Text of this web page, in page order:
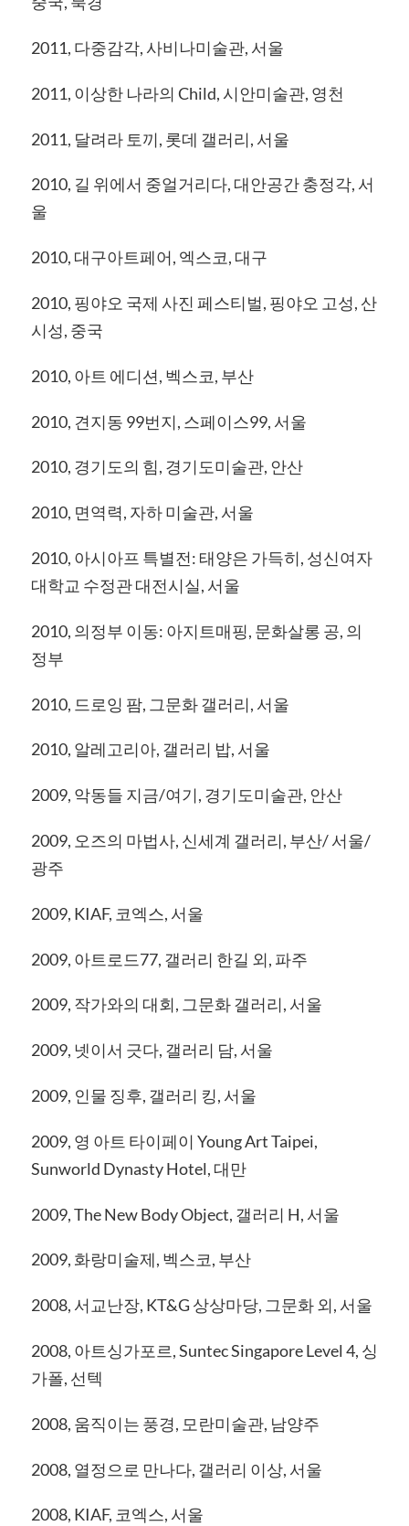
2011, 다중감각, 사비나미술관, 서울
2011, 이상한 나라의 Child, 시안미술관, 영천
2011, 달려라 토끼, 롯데 갤러리, 서울
2010, 길 위에서 중얼거리다, 대안공간 충정각, 서
울
2010, 대구아트페어, 엑스코, 대구
2010, 핑야오 국제 사진 페스티벌, 핑야오 고성, 산
시성, 중국
2010, 아트 에디션, 벡스코, 부산
2010, 견지동 99번지, 스페이스99, 서울
2010, 경기도의 힘, 경기도미술관, 안산
2010, 면역력, 자하 미술관, 서울
2010, 아시아프 특별전: 태양은 가득히, 성신여자
대학교 수정관 대전시실, 서울
2010, 의정부 이동: 아지트매핑, 문화살롱 공, 의
정부
2010, 드로잉 팜, 그문화 갤러리, 서울
2010, 알레고리아, 갤러리 밥, 서울
2009, 악동들 지금/여기, 경기도미술관, 안산
2009, 오즈의 마법사, 신세계 갤러리, 부산/ 서울/
광주
2009, KIAF, 코엑스, 서울
2009, 아트로드77, 갤러리 한길 외, 파주
2009, 작가와의 대회, 그문화 갤러리, 서울
2009, 넷이서 긋다, 갤러리 담, 서울
2009, 인물 징후, 갤러리 킹, 서울
2009, 영 아트 타이페이 Young Art Taipei,
Sunworld Dynasty Hotel, 대만
2009, The New Body Object, 갤러리 H, 서울
2009, 화랑미술제, 벡스코, 부산
2008, 서교난장, KT&G 상상마당, 그문화 외, 서울
2008, 아트싱가포르, Suntec Singapore Level 4, 싱
가폴, 선텍
2008, 움직이는 풍경, 모란미술관, 남양주
2008, 열정으로 만나다, 갤러리 이상, 서울
2008, KIAF, 코엑스, 서울